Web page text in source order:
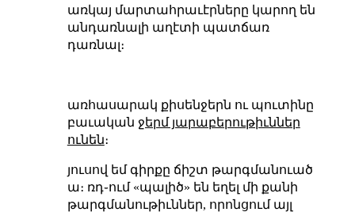
առկայ մարտահրաւէրները կարող են
անդառնալի աղէտի պատճառ
դառնալ։
առհասարակ քիսենջերն ու պուտինը
բաւական ջերմ յարաբերութիւններ
ունեն։
յուսով եմ գիրքը ճիշտ թարգմանուած
ա։ ռդ֊ում «պալիծ» են եղել մի քանի
թարգմանութիւններ, որոնցում այլ